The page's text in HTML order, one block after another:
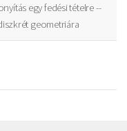
egy fedési tételre --
geometriára